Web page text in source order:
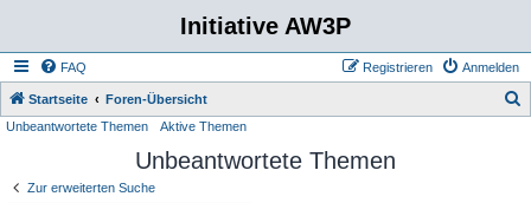
Initiative AW3P
FAQ Anmelden
Registrieren
Startseite Foren-Übersicht
Unbeantwortete Themen Aktive Themen
Unbeantwortete Themen
Zur erweiterten Suche